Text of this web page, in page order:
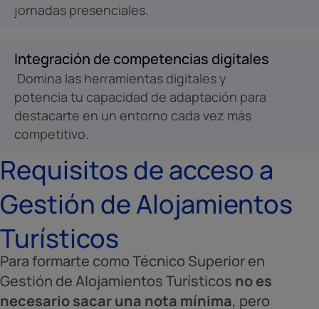
jornadas presenciales.
Integración de competencias digitales
Domina las herramientas digitales y
potencia tu capacidad de adaptación para
destacarte en un entorno cada vez más
competitivo.
Requisitos de acceso a
Gestión de Alojamientos
Turísticos
Para formarte como Técnico Superior en
Gestión de Alojamientos Turísticos no es
necesario sacar una nota mínima, pero